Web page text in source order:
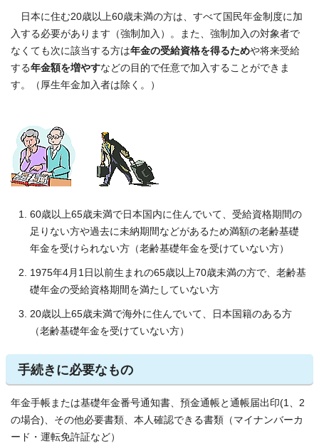
日本に住む20歳以上60歳未満の方は、すべて国民年金制度に加
入する必要があります（強制加入）。また、強制加入の対象者で
なくても次に該当する方は年金の受給資格を得るためや将来受給
する年金額を増やすなどの目的で任意で加入することができま
す。（厚生年金加入者は除く。）
60歳以上65歳未満で日本国内に住んでいて、受給資格期間の
足りない方や過去に未納期間などがあるため満額の老齢基礎
年金を受けられない方（老齢基礎年金を受けていない方）
1975年4月1日以前生まれの65歳以上70歳未満の方で、老齢基
礎年金の受給資格期間を満たしていない方
20歳以上65歳未満で海外に住んでいて、日本国籍のある方
（老齢基礎年金を受けていない方）
手続きに必要なもの
年金手帳または基礎年金番号通知書、預金通帳と通帳届出印(1、2
の場合)、その他必要書類、本人確認できる書類（マイナンバーカ
ード・運転免許証など）